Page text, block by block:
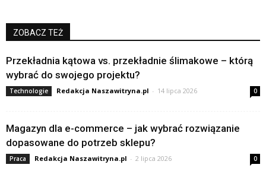
ZOBACZ TEŻ
Przekładnia kątowa vs. przekładnie ślimakowe – którą
wybrać do swojego projektu?
Technologie Redakcja Naszawitryna.pl - 14 lipca 2026 0
Magazyn dla e-commerce – jak wybrać rozwiązanie
dopasowane do potrzeb sklepu?
Praca Redakcja Naszawitryna.pl - 2 lipca 2026 0